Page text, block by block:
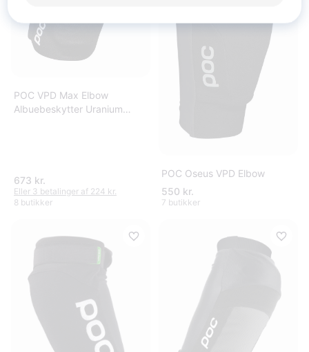
POC VPD Max Elbow
Albuebeskytter Uranium
673 kr.
Eller 3 betalinger af 224 kr.
8 butikker
POC Oseus VPD Elbow
550 kr.
7 butikker